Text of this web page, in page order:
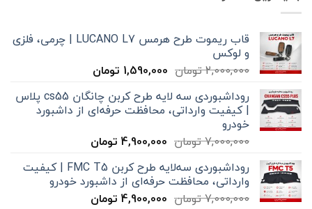
قاب ریموت طرح هرمس LUCANO L7 | چرمی، فلزی
و لوکس
2,000,000تومان قیمت
2,000,000 تومان
بود.
1,590,000 تومانقیمت
1,590,000 تومان
است.
روداشبوردی سه‌ لایه طرح کربن چانگان cs55 پلاس
| کیفیت وارداتی، محافظت حرفه‌ای از داشبورد
خودرو
7,000,000تومان قیمت
7,000,000 تومان
بود.
4,900,000 تومانقیمت
4,900,000 تومان
است.
روداشبوردی سه‌لایه طرح کربن FMC T5 | کیفیت
وارداتی، محافظت حرفه‌ای از داشبورد خودرو
7,000,000تومان قیمت
4,900,000 تومانقیمت